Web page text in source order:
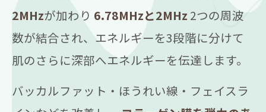
2MHzが加わり 6.78MHzと2MHz 2つの周波
数が結合され、エネルギーを3段階に分けて
肌のさらに深部へエネルギーを伝達します。
バッカルファット・ほうれい線・フェイスラ